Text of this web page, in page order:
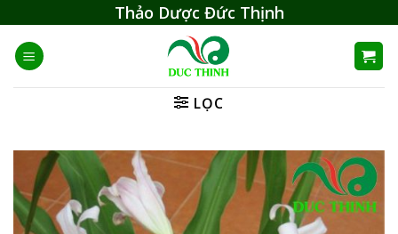
content
Thảo Dược Đức Thịnh
LỌC